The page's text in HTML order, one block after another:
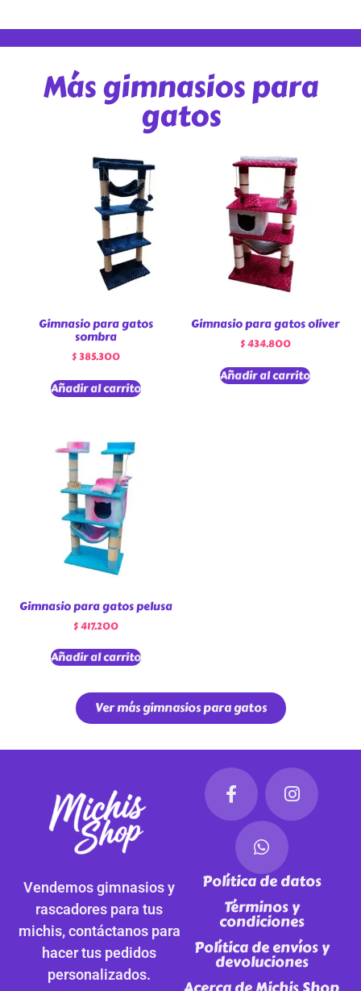
Más gimnasios para
gatos
Gimnasio para gatos
sombra
$385.300
Añadir al carrito
Gimnasio para gatos oliver
$434.800
Añadir al carrito
Gimnasio para gatos pelusa
$417.200
Añadir al carrito
Ver más gimnasios para gatos
Vendemos gimnasios y
rascadores para tus
michis, contáctanos para
hacer tus pedidos
personalizados.
Política de datos
Términos y
condiciones
Política de envíos y
devoluciones